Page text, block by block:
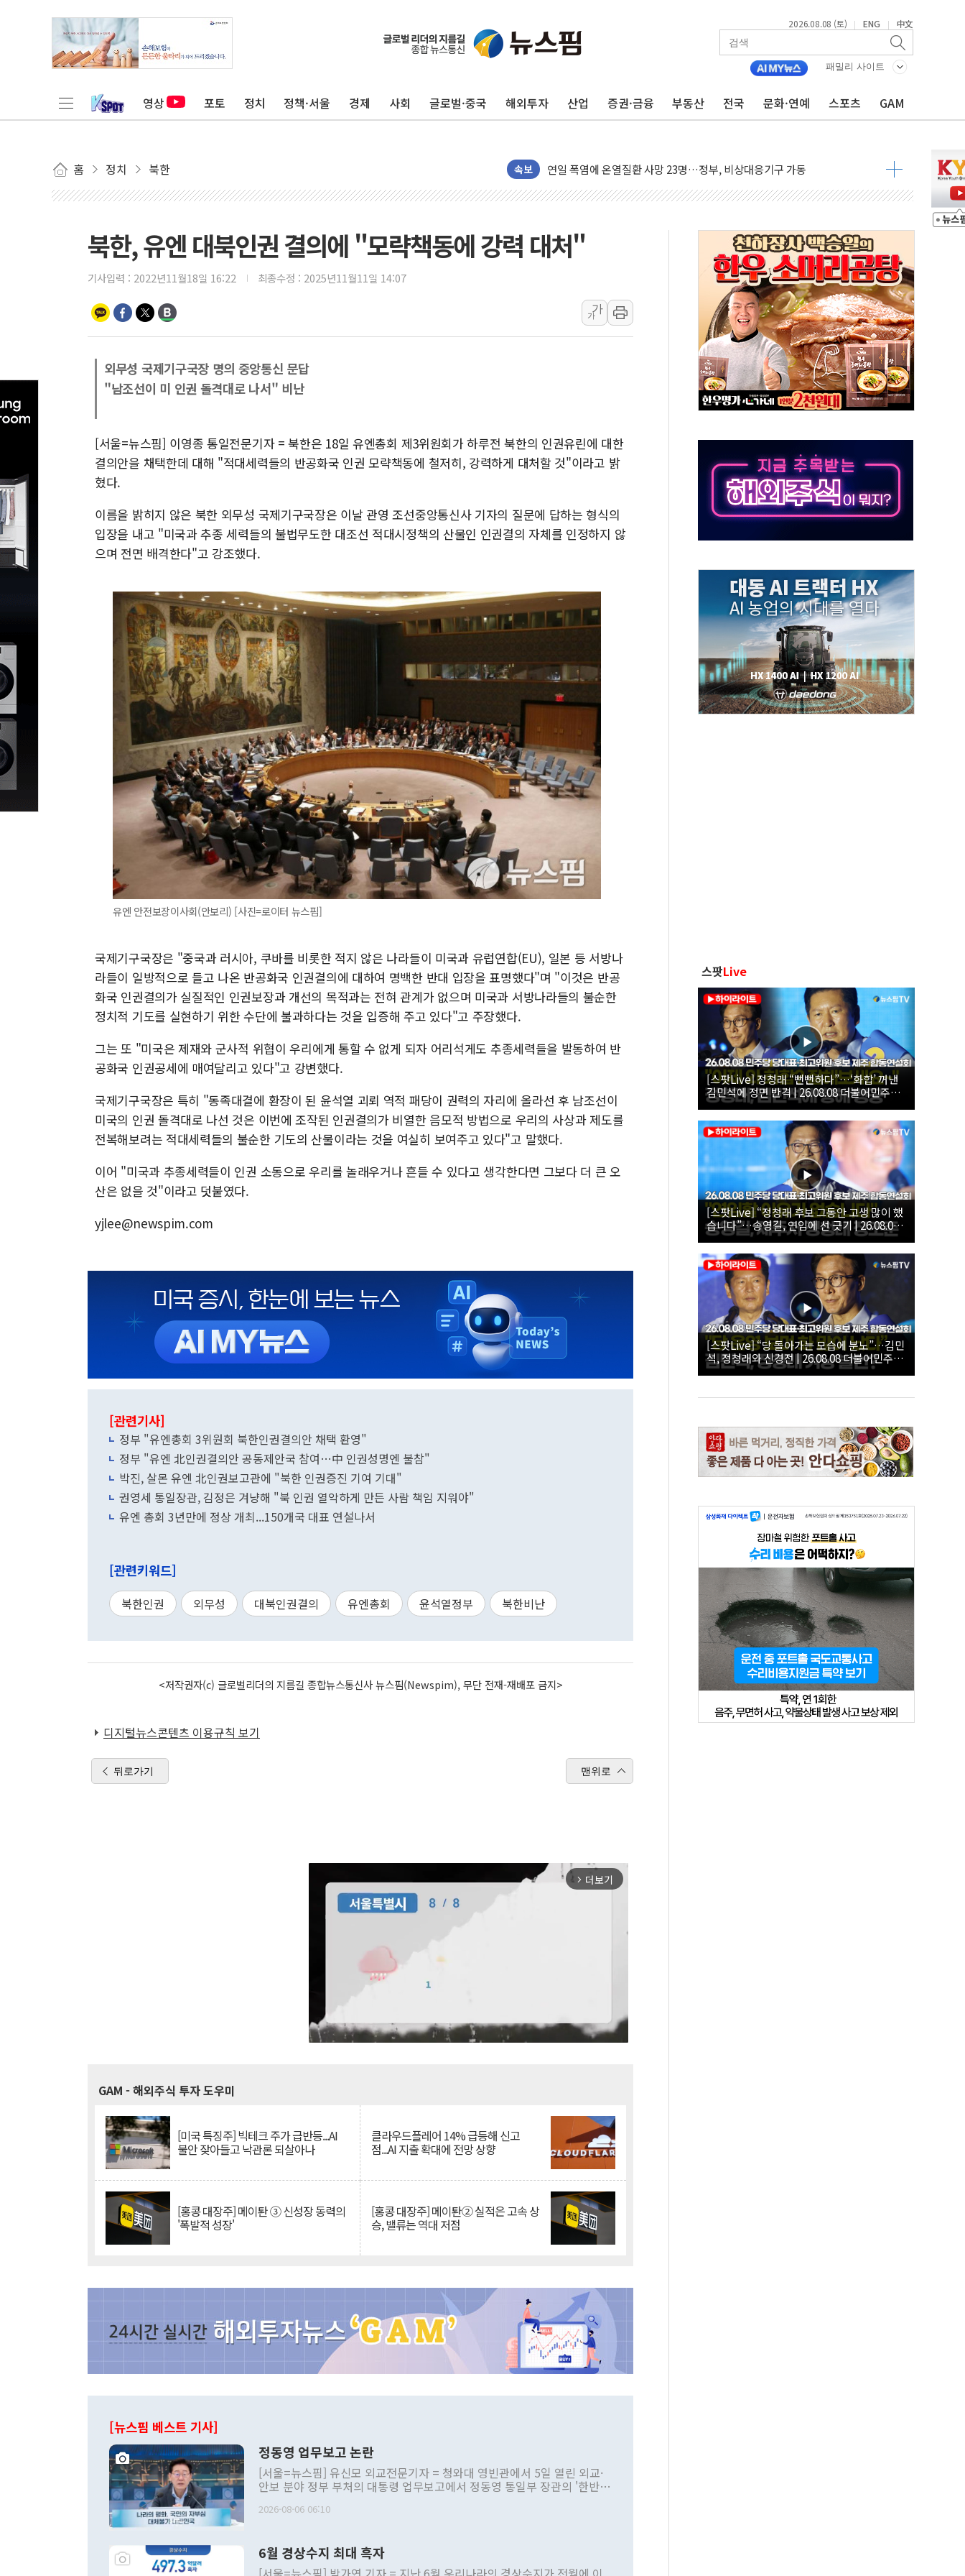
2026.08.08 (토) | ENG | 中文
패밀리 사이트
영상 포토 정치 정책·서울 경제 사회 글로벌·중국 해외투자 산업 증권·금융 부동산 전국 문화·연예 스포츠 GAM
홈 정치 북한 속보
추미애, '위안부' 피해자 기림의 날 참석..."국제적 시민 연대로 목소리 내야"
인천 선재도 갯벌서 해루질 중 실종 60대 나흘만에 숨진 채 발견
인천서 말다툼 중 어머니 흉기 살해 10대 아들 체포
李대통령, ISA 개편 재검토 지시…與 "적극 환영"·野 "졸속 국정"
中 전방위 아파트 부양, 수도 베이징도 부동산 규제 철폐
인제 용대리 계곡서 수위 상승으로 피서객 7명 고립…전원 구조
강원 중·남부 동해안 시간당 50mm 이상 폭우…호우경보 발효
청양 밭에서 일하던 90대 숨져…온열질환 여부 조사
폭염에 車 운전면허 기능시험 오전 집중 편성…체감온도 38도 넘으면 중단
李대통령, 'ISA·주가누르기 방지법' 전면 재검토 지시
'호우 특보' 경북 울진 시간당 20~30mm 강한 비...가뭄 해소될 듯
주말 무더위·열대야 지속…내륙 곳곳 소나기
오세훈 "용산공원 주택 검토, 민주당 스스로 원칙 뒤집는 것"
충북 주말 무더위 지속…청주·진천 35도, 곳곳 소나기
10월 보완수사권 폐지·공소청 출범…피해자들 '범죄 사각지대' 우려
북한, 유엔 대북인권 결의에 "모략책동에 강력 대처"
기사입력 : 2022년11월18일 16:22 최종수정 : 2025년11월11일 14:07
가
가
외무성 국제기구국장 명의 중앙통신 문답
"남조선이 미 인권 돌격대로 나서" 비난
[서울=뉴스핌] 이영종 통일전문기자 = 북한은 18일 유엔총회 제3위원회가 하루전 북한의 인권유린에 대한
결의안을 채택한데 대해 "적대세력들의 반공화국 인권 모략책동에 철저히, 강력하게 대처할 것"이라고 밝
혔다.
이름을 밝히지 않은 북한 외무성 국제기구국장은 이날 관영 조선중앙통신사 기자의 질문에 답하는 형식의
입장을 내고 "미국과 추종 세력들의 불법무도한 대조선 적대시정책의 산물인 인권결의 자체를 인정하지 않
으며 전면 배격한다"고 강조했다.
유엔 안전보장이사회(안보리) [사진=로이터 뉴스핌]
국제기구국장은 "중국과 러시아, 쿠바를 비롯한 적지 않은 나라들이 미국과 유럽연합(EU), 일본 등 서방나
라들이 일방적으로 들고 나온 반공화국 인권결의에 대하여 명백한 반대 입장을 표명했다"며 "이것은 반공
화국 인권결의가 실질적인 인권보장과 개선의 목적과는 전혀 관계가 없으며 미국과 서방나라들의 불순한
정치적 기도를 실현하기 위한 수단에 불과하다는 것을 입증해 주고 있다"고 주장했다.
그는 또 "미국은 제재와 군사적 위협이 우리에게 통할 수 없게 되자 어리석게도 추종세력들을 발동하여 반
공화국 인권공세에 매여달리고 있다"고 강변했다.
국제기구국장은 특히 "동족대결에 환장이 된 윤석열 괴뢰 역적 패당이 권력의 자리에 올라선 후 남조선이
미국의 인권 돌격대로 나선 것은 이번에 조작된 인권결의가 비열한 음모적 방법으로 우리의 사상과 제도를
전복해보려는 적대세력들의 불순한 기도의 산물이라는 것을 여실히 보여주고 있다"고 말했다.
이어 "미국과 추종세력들이 인권 소동으로 우리를 놀래우거나 흔들 수 있다고 생각한다면 그보다 더 큰 오
산은 없을 것"이라고 덧붙였다.
yjlee@newspim.com
[관련기사]
정부 "유엔총회 3위원회 북한인권결의안 채택 환영"
정부 "유엔 北인권결의안 공동제안국 참여…中 인권성명엔 불참"
박진, 살몬 유엔 北인권보고관에 "북한 인권증진 기여 기대"
권영세 통일장관, 김정은 겨냥해 "북 인권 열악하게 만든 사람 책임 지워야"
유엔 총회 3년만에 정상 개최...150개국 대표 연설나서
[관련키워드]
북한인권 외무성 대북인권결의 유엔총회 윤석열정부 북한비난
<저작권자(c) 글로벌리더의 지름길 종합뉴스통신사 뉴스핌(Newspim), 무단 전재-재배포 금지>
디지털뉴스콘텐츠 이용규칙 보기
뒤로가기 맨위로
arrow_forward_ios 더보기
GAM - 해외주식 투자 도우미
[미국 특징주] 빅테크 주가 급반등...AI
불안 잦아들고 낙관론 되살아나
클라우드플레어 14% 급등해 신고
점...AI 지출 확대에 전망 상향
[홍콩 대장주] 메이퇀 ③ 신성장 동력의
'폭발적 성장'
[홍콩 대장주] 메이퇀② 실적은 고속 상
승, 밸류는 역대 저점
[뉴스핌 베스트 기사]
정동영 업무보고 논란
[서울=뉴스핌] 유신모 외교전문기자 = 청와대 영빈관에서 5일 열린 외교·
안보 분야 정부 부처의 대통령 업무보고에서 정동영 통일부 장관의 '한반도
발언 중에는 정부 내 조율을 거치지 않은 사안을 정책으로 추진하겠다고 공
주의적 희망에 근거한 비현실적 구상'이라는 비판을 내놨다. 그동안 정 장
관의 대북 정책 관련 발언이 물의를 빚은 적은 여러 번 있지만 대통령과 유
2026-08-06 06:10
6월 경상수지 최대 흑자
스팟Live
[스팟Live] 정청래 “뻔뻔하다”…‘화합’ 꺼낸
김민석에 정면 반격 | 26.08.08 더불어민주당
당대표·최고위원 후보 제주 합동연설회
[스팟Live] “정청래 후보 그동안 고생 많이 했
습니다”…송영길, 연임에 선 긋기 | 26.08.08
더불어민주당 당대표·최고위원 후보 제주 합
동연설회
[스팟Live] “당 돌아가는 모습에 분노”…김민
석, 정청래와 신경전 | 26.08.08 더불어민주당
당대표·최고위원 후보 제주 합동연설회